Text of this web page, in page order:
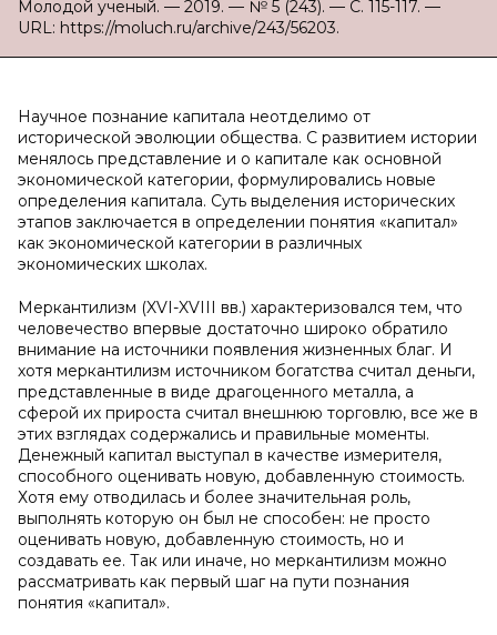
Молодой ученый. — 2019. — № 5 (243). — С. 115-117. —
URL: https://moluch.ru/archive/243/56203.
Научное познание капитала неотделимо от
исторической эволюции общества. C развитием истории
менялось представление и о капитале как основной
экономической категории, формулировались новые
определения капитала. Суть выделения исторических
этапов заключается в определении понятия «капитал»
как экономической категории в различных
экономических школах.
Меркантилизм (XVI-XVIII вв.) характеризовался тем, что
человечество впервые достаточно широко обратило
внимание на источники появления жизненных благ. И
хотя меркантилизм источником богатства считал деньги,
представленные в виде драгоценного металла, а
сферой их прироста считал внешнюю торговлю, все же в
этих взглядах содержались и правильные моменты.
Денежный капитал выступал в качестве измерителя,
способного оценивать новую, добавленную стоимость.
Хотя ему отводилась и более значительная роль,
выполнять которую он был не способен: не просто
оценивать новую, добавленную стоимость, но и
создавать ее. Так или иначе, но меркантилизм можно
рассматривать как первый шаг на пути познания
понятия «капитал».